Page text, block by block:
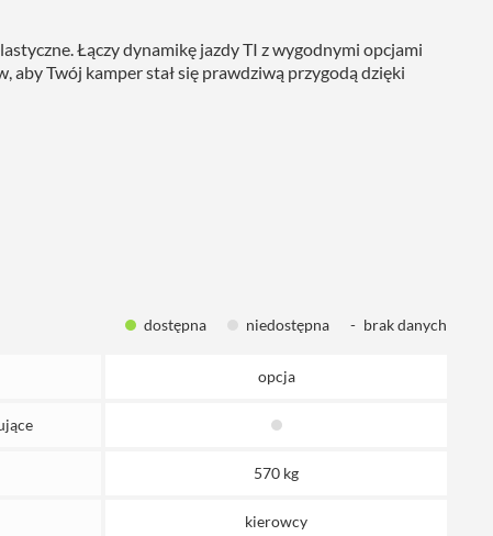
Łączy dynamikę jazdy TI z wygodnymi opcjami
aby Twój kamper stał się prawdziwą przygodą dzięki
dostępna niedostępna - brak danych
opcja
570 kg
kierowcy